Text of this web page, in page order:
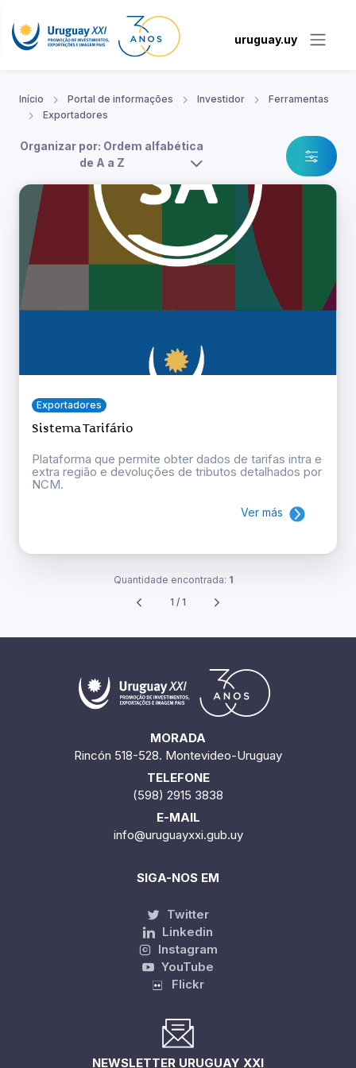
uruguay.uy
Início Portal de informações Investidor
Ferramentas
Exportadores
Organizar por: Ordem alfabética
de A a Z
Exportadores
Sistema Tarifário
Plataforma que permite obter dados de tarifas intra e
extra região e devoluções de tributos detalhados por
NCM.
Ver más
Quantidade encontrada: 1
1 / 1
MORADA
Rincón 518-528. Montevideo-Uruguay
TELEFONE
(598) 2915 3838
E-MAIL
info@uruguayxxi.gub.uy
SIGA-NOS EM
Twitter
Linkedin
Instagram
YouTube
Flickr
NEWSLETTER URUGUAY XXI